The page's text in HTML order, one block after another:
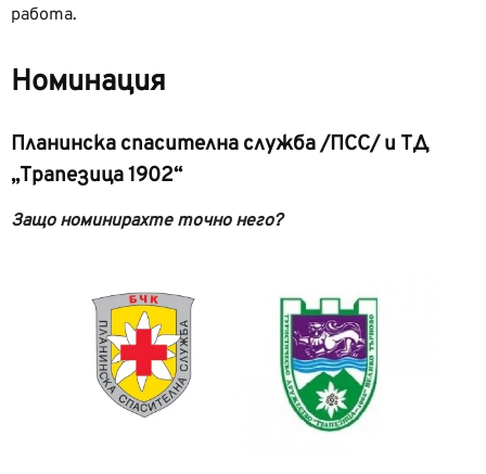
работа.
Номинация
Планинска спасителна служба /ПСС/ и ТД
„Трапезица 1902“
Защо номинирахте точно него?